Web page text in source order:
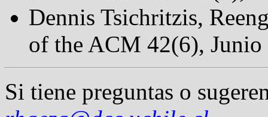
Dennis Tsichritzis,
of the ACM 42(6),
Si tiene preguntas o